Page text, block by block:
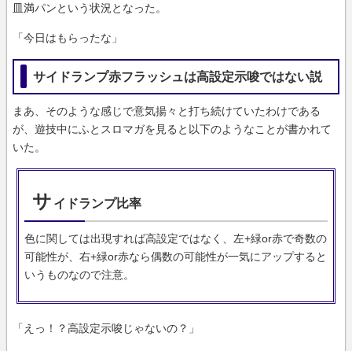
皿満パンという状況となった。
「今日はもらったな」
サイドランプ赤フラッシュは高設定示唆ではない説
まあ、そのような感じで意気揚々と打ち続けていたわけである
が、遊技中にふとスロマガを見ると以下のようなことが書かれて
いた。
サ イドランプ比率
色に関しては出現すれば高設定ではなく、左+緑or赤で奇数の
可能性が、右+緑or赤なら偶数の可能性が一気にアップすると
いうものなので注意。
「えっ！？高設定示唆じゃないの？」